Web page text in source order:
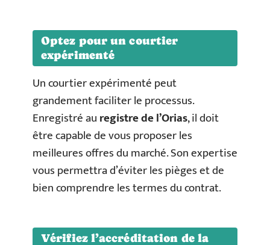
Optez pour un courtier
expérimenté
Un courtier expérimenté peut
grandement faciliter le processus.
Enregistré auregistre de l’Orias, il doit
être capable de vous proposer les
meilleures offres du marché. Son expertise
vous permettra d’éviter les pièges et de
bien comprendre les termes du contrat.
Vérifiez l’accréditation de la